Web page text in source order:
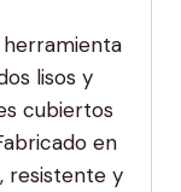
herramienta
lisos y
cubiertos
en
resistente y